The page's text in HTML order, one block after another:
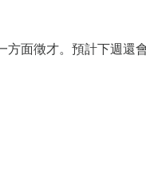
面徵才。預計下週還會